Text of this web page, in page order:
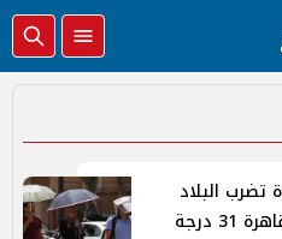
البلاد
درجة